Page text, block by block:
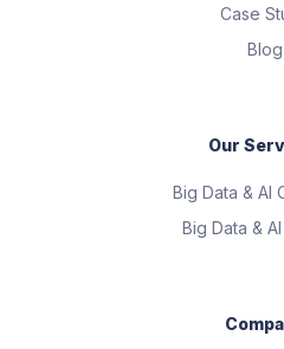
Case
Blog
Our
Big Data & AI
Big Data &